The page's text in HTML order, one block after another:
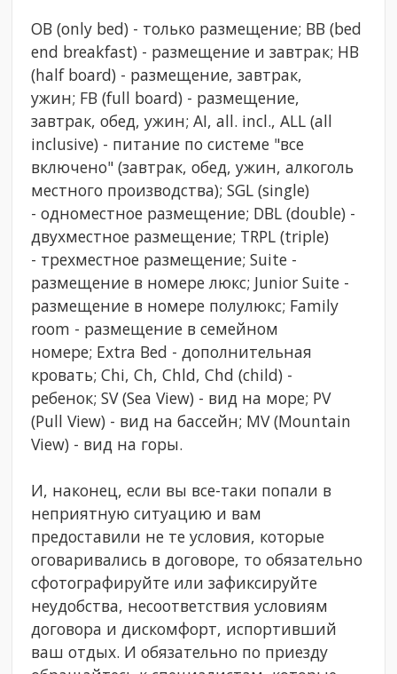
ОB (only bed) - только размещение; BB (bed
end breakfast) - размещение и завтрак; HB
(half board) - размещение, завтрак,
ужин; FB (full board) - размещение,
завтрак, обед, ужин; AI, all. incl., ALL (all
inclusive) - питание по системе "все
включено" (завтрак, обед, ужин, алкоголь
местного производства); SGL (single)
- одноместное размещение; DBL (double) -
двухместное размещение; TRPL (triple)
- трехместное размещение; Suite -
размещение в номере люкс; Junior Suite -
размещение в номере полулюкс; Family
room - размещение в семейном
номере; Extra Bed - дополнительная
кровать; Chi, Ch, Chld, Chd (child) -
ребенок; SV (Sea View) - вид на море; PV
(Pull View) - вид на бассейн; MV (Mountain
View) - вид на горы.
И, наконец, если вы все-таки попали в
неприятную ситуацию и вам
предоставили не те условия, которые
оговаривались в договоре, то обязательно
сфотографируйте или зафиксируйте
неудобства, несоответствия условиям
договора и дискомфорт, испортивший
ваш отдых. И обязательно по приезду